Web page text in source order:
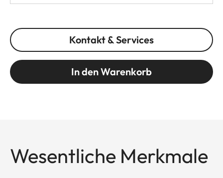
Kontakt & Services
In den Warenkorb
Wesentliche Merkmale